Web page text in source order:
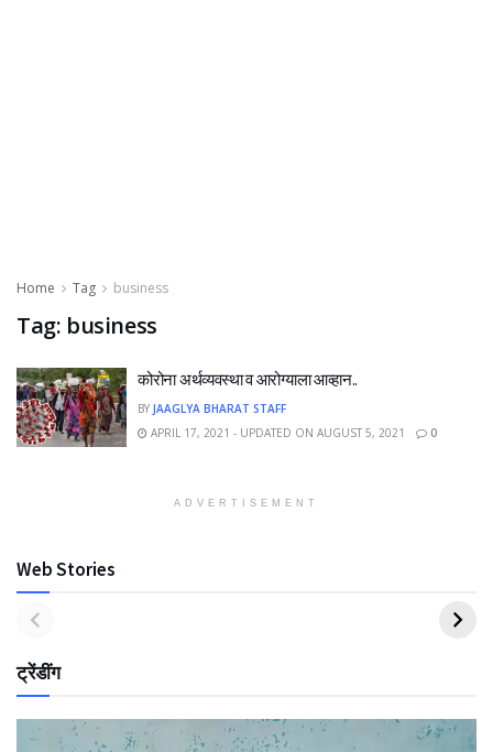
Home Tag business
Tag: business
कोरोना अर्थव्यवस्था व आरोग्याला आव्हान..
BY JAAGLYA BHARAT STAFF
APRIL 17, 2021 - UPDATED ON AUGUST 5, 2021
0
ADVERTISEMENT
Web Stories
ट्रेंडींग